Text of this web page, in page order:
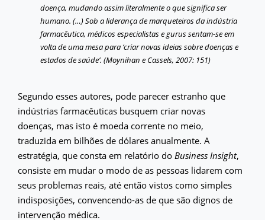
doença, mudando assim literalmente o que significa ser
humano. (…) Sob a liderança de marqueteiros da indústria
farmacêutica, médicos especialistas e gurus sentam-se em
volta de uma mesa para ‘criar novas ideias sobre doenças e
estados de saúde’. (Moynihan e Cassels, 2007: 151)
Segundo esses autores, pode parecer estranho que
indústrias farmacêuticas busquem criar novas
doenças, mas isto é moeda corrente no meio,
traduzida em bilhões de dólares anualmente. A
estratégia, que consta em relatório do Business Insight,
consiste em mudar o modo de as pessoas lidarem com
seus problemas reais, até então vistos como simples
indisposições, convencendo-as de que são dignos de
intervenção médica.